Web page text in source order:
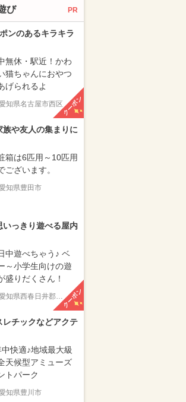
び PR
ンのあるキラキラ
無休・駅近！かわ
猫ちゃんにおやつ
げられるよ
知県名古屋市西区クーポン
や友人の集まりに
箱は6匹用～10匹用
ございます。
知県豊田市
いっきり遊べる屋内
中遊べちゃう♪ ベ
～小学生向けの遊
盛りだくさん！
知県西春日井郡豊山町 クーポン
チックなどアクテ
中快適♪地域最大級
天候型アミューズ
トパーク
知県豊川市